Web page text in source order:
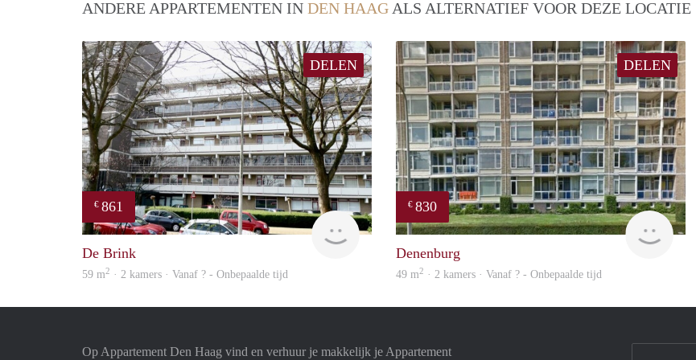
ANDERE APPARTEMENTEN IN DEN HAAG ALS ALTERNATIEF VOOR DEZE LOCATIE
DELEN
€ 861
Woning
De Brink
59 m2 · 2 kamers · Vanaf ? - Onbepaalde tijd
DELEN
€ 830
finder
Denenburg
49 m2 · 2 kamers · Vanaf ? - Onbepaalde tijd
Op Appartement Den Haag vind en verhuur je makkelijk je Appartement